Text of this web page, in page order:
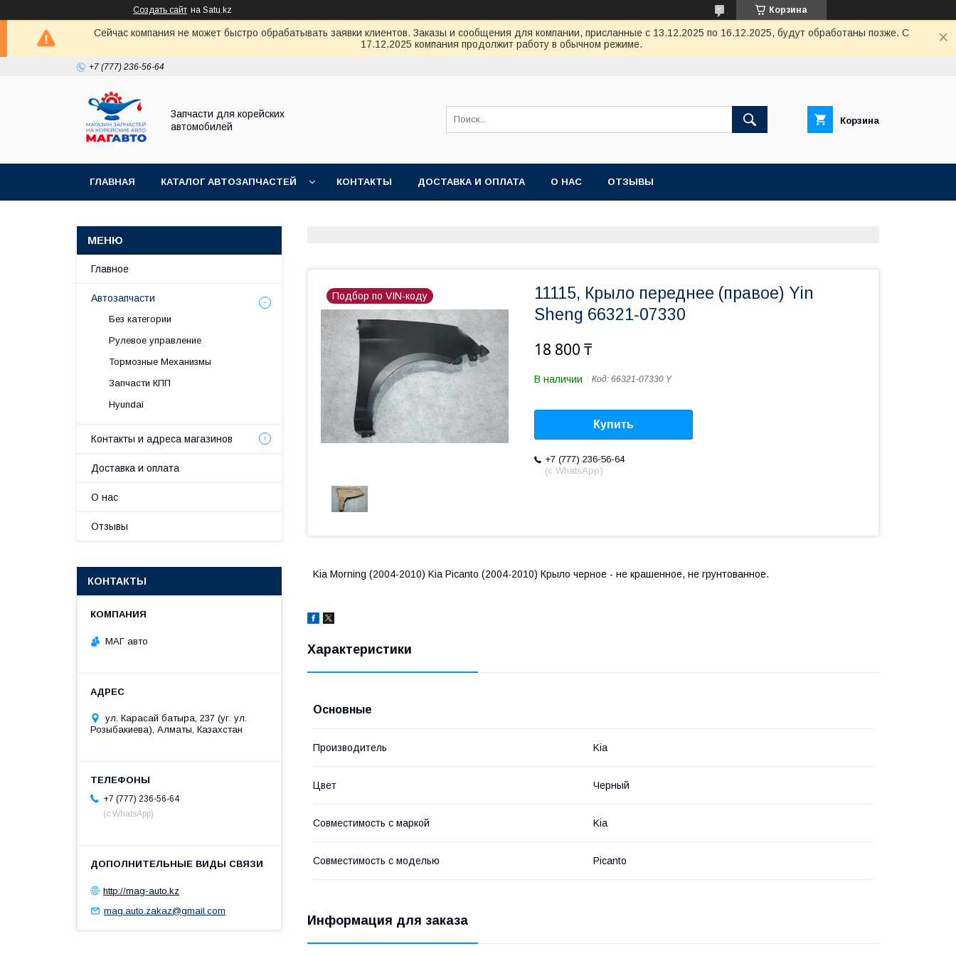
Создать сайт на Satu.kz Корзина
Сейчас компания не может быстро обрабатывать заявки клиентов. Заказы и сообщения для компании, присланные с 13.12.2025 по 16.12.2025, будут обработаны позже. С
17.12.2025 компания продолжит работу в обычном режиме.
+7 (777) 236-56-64
Запчасти для корейских
автомобилей
Корзина
ГЛАВНАЯ КАТАЛОГ АВТОЗАПЧАСТЕЙ КОНТАКТЫ ДОСТАВКА И ОПЛАТА О НАС ОТЗЫВЫ
Подбор по VIN-коду
11115, Крыло переднее (правое) Yin
Sheng 66321-07330
18 800 ₸
В наличии Код: 66321-07330 Y
Купить
+7 (777) 236-56-64
(с WhatsApp)
Kia Morning (2004-2010) Kia Picanto (2004-2010) Крыло черное - не крашенное, не грунтованное.
Характеристики
Основные
Производитель Kia
Цвет Черный
Совместимость с маркой Kia
Совместимость с моделью Picanto
Информация для заказа
Главное
Автозапчасти
Без категории
Рулевое управление
Тормозные Механизмы
Запчасти КПП
Hyundai
Контакты и адреса магазинов
Доставка и оплата
О нас
Отзывы
КОНТАКТЫ
МАГ авто
ул. Карасай батыра, 237 (уг. ул.
Розыбакиева), Алматы, Казахстан
+7 (777) 236-56-64
(с WhatsApp)
http://mag-auto.kz
mag.auto.zakaz@gmail.com